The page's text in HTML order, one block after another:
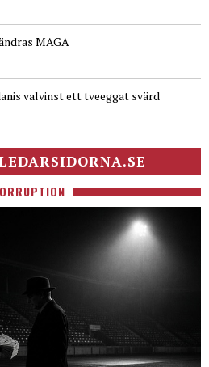
MAGA
valvinst ett tveeggat svärd